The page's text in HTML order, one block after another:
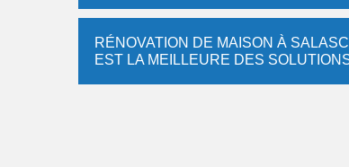
RÉNOVATION DE MAISON À
EST LA MEILLEURE DES